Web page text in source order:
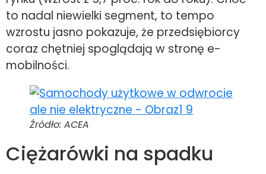
to nadal niewielki segment, to tempo
wzrostu jasno pokazuje, że przedsiębiorcy
coraz chętniej spoglądają w stronę e-
mobilności.
Źródło: ACEA
Ciężarówki na spadku